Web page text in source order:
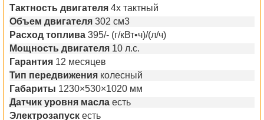
Тактность двигателя 4х тактный
Объем двигателя 302 см3
Расход топлива 395/- (г/кВт•ч)/(л/ч)
Мощность двигателя 10 л.с.
Гарантия 12 месяцев
Тип передвижения колесный
Габариты 1230×530×1020 мм
Датчик уровня масла есть
Электрозапуск есть